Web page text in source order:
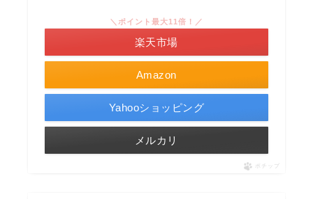
Amazon
＼ポイント最大11倍！／
楽天市場
Yahooショッピング
メルカリ
ポチップ